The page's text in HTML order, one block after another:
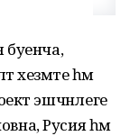
буенча,
хезмәте һәм
эшчәнлеге
Русия һәм